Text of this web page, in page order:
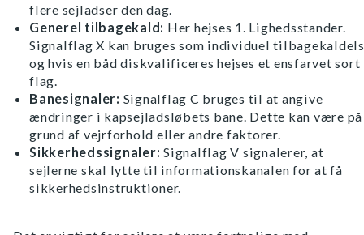
flere sejladser den dag.
Generel tilbagekald: Her hejses 1. Lighedsstander.
Signalflag X kan bruges som individuel
og hvis en båd diskvalificeres hejses et ensfarvet sort
flag.
Banesignaler: Signalflag C bruges til at angive
ændringer i kapsejladsløbets bane. Dette kan være på
grund af vejrforhold eller andre faktorer.
Sikkerhedssignaler: Signalflag V signalerer, at
sejlerne skal lytte til informationskanalen for at få
sikkerhedsinstruktioner.